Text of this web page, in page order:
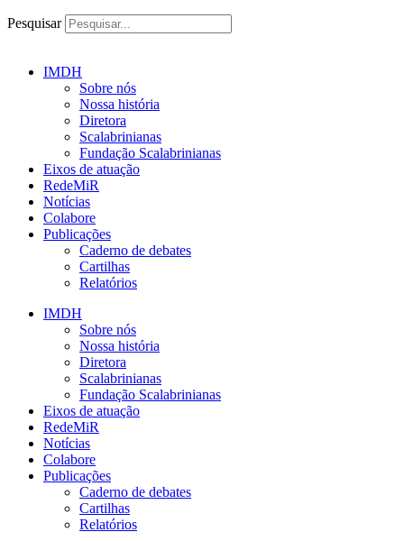
Pesquisar
IMDH
Sobre nós
Nossa história
Diretora
Scalabrinianas​
Fundação Scalabrinianas​
Eixos de atuação
RedeMiR
Notícias​
Colabore
Publicações
Caderno de debates
Cartilhas
Relatórios
IMDH
Sobre nós
Nossa história
Diretora
Scalabrinianas​
Fundação Scalabrinianas​
Eixos de atuação
RedeMiR
Notícias​
Colabore
Publicações
Caderno de debates
Cartilhas
Relatórios